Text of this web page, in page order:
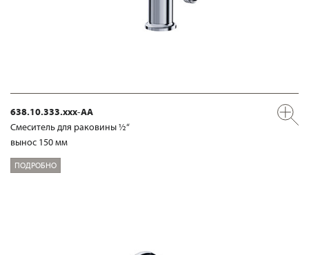
638.10.333.xxx-AA
Смеситель для раковины ½“
вынос 150 мм
ПОДРОБНО